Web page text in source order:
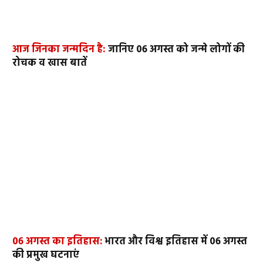
आज जिनका जन्मदिन है:जानिए 06 अगस्त को जन्मे लोगों की
रोचक व खास बातें
06 अगस्त का इतिहास:भारत और विश्व इतिहास में 06 अगस्त
की प्रमुख घटनाएं